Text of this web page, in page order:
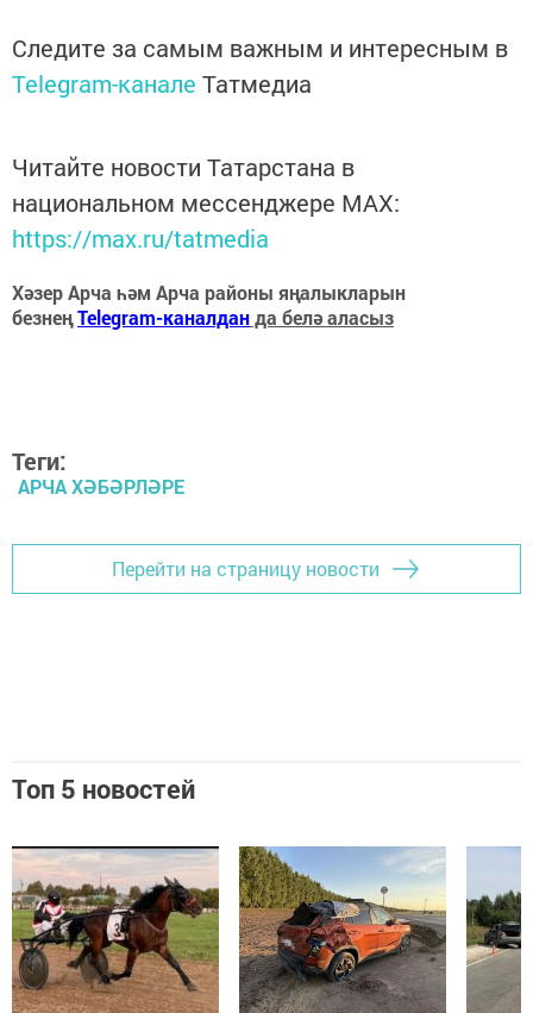
Следите за самым важным и интересным в
Telegram-канале Татмедиа
Читайте новости Татарстана в
национальном мессенджере MАХ:
https://max.ru/tatmedia
Хәзер Арча һәм Арча районы яңалыкларын
безнеңTelegram-каналданда белә аласыз
Теги:
АРЧА ХӘБӘРЛӘРЕ
Перейти на страницу новости
Топ 5 новостей